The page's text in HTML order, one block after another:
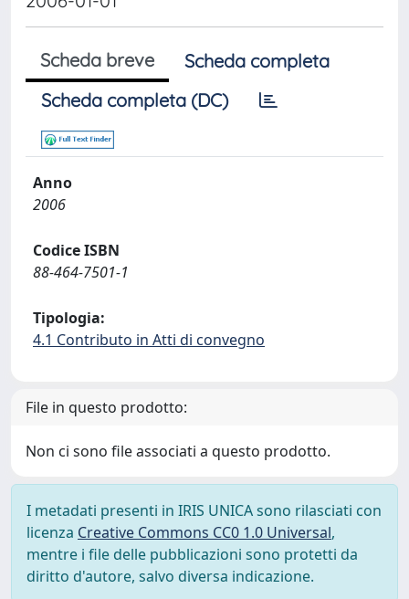
Scheda breve
Scheda completa
Scheda completa (DC)
Anno
2006
Codice ISBN
88-464-7501-1
Tipologia:
4.1 Contributo in Atti di convegno
File in questo prodotto:
Non ci sono file associati a questo prodotto.
I metadati presenti in IRIS UNICA sono rilasciati con
licenza Creative Commons CC0 1.0 Universal,
mentre i file delle pubblicazioni sono protetti da
diritto d'autore, salvo diversa indicazione.